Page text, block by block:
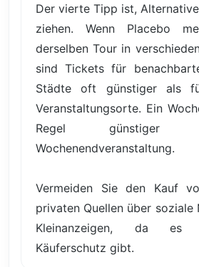
Der vierte Tipp ist,
ziehen. Wenn Placebo
derselben Tour in
sind Tickets für
Städte oft günstiger als
Veranstaltungsorte. Ein
Regel
Wochenendveranstaltung.
Vermeiden Sie den Kauf
privaten Quellen über
Kleinanzeigen, da
Käuferschutz gibt.